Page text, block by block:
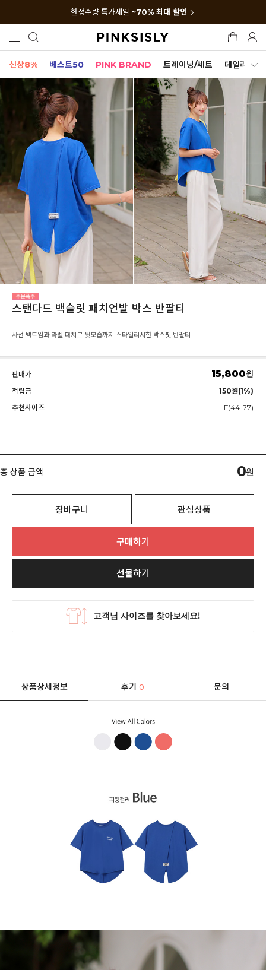
한정수량 특가세일 ~70% 최대 할인
신상8% 베스트50 PINK BRAND 트레이닝/세트 데일리세트
스탠다드 백슬릿 패치언발 박스 반팔티
사선 백트임과 라벨 패치로 뒷모습까지 스타일리시한 박스핏 반팔티
판매가 15,800원
적립금
150원(1%)
추천사이즈
F(44-77)
총 상품 금액 0원
장바구니 관심상품
구매하기
선물하기
상품상세정보 후기0 문의